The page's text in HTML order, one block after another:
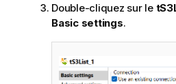
Double-cliquez sur le
Basic settings.